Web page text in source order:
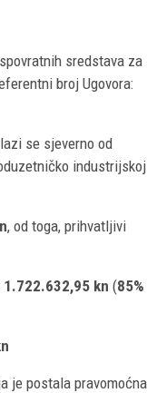
sredstava za
broj Ugovora:
se sjeverno od
industrijskoj
, od toga, prihvatljivi
1.722.632,95 kn (85%
je postala pravomoćna